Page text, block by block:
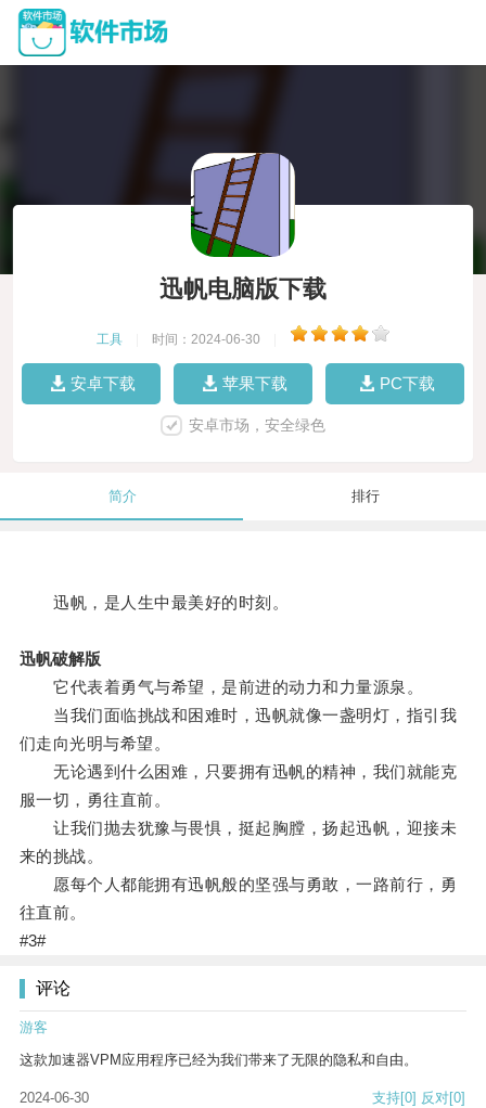
迅帆电脑版下载
工具 时间：2024-06-30
安卓下载 苹果下载 PC下载
安卓市场，安全绿色
简介 排行
迅帆，是人生中最美好的时刻。
迅帆破解版
它代表着勇气与希望，是前进的动力和力量源泉。
当我们面临挑战和困难时，迅帆就像一盏明灯，指引我
们走向光明与希望。
无论遇到什么困难，只要拥有迅帆的精神，我们就能克
服一切，勇往直前。
让我们抛去犹豫与畏惧，挺起胸膛，扬起迅帆，迎接未
来的挑战。
愿每个人都能拥有迅帆般的坚强与勇敢，一路前行，勇
往直前。
#3#
评论
游客
这款加速器VPM应用程序已经为我们带来了无限的隐私和自由。
2024-06-30 支持[0] 反对[0]